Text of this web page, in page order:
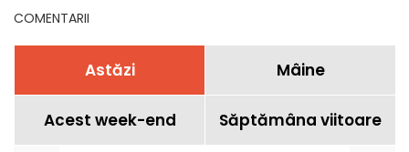
COMENTARII
Astăzi Mâine
Acest week-end Săptămâna viitoare